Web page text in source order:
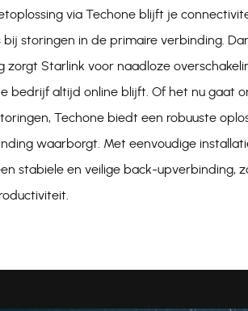
via Techone blijft je
storingen in de primaire verbinding.
Starlink voor naadloze
bedrijf altijd online blijft. Of het nu gaat
Techone biedt een robuuste
waarborgt. Met eenvoudige
stabiele en veilige back-upverbinding,